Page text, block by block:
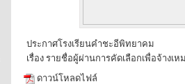
ประกาศโรงเรียนคำชะอีพิทยาคม
เรื่อง รายชื่อผู้ผ่านการคัดเลือกเพื่อจ้างเ
ดาวน์โหลดไฟล์